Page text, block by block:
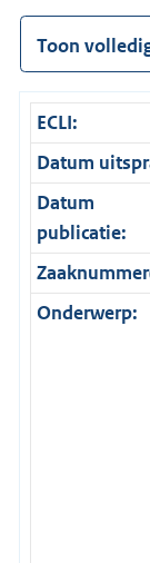
Toon
ECLI:
Datum
Datum
publicatie:
Onderwerp: